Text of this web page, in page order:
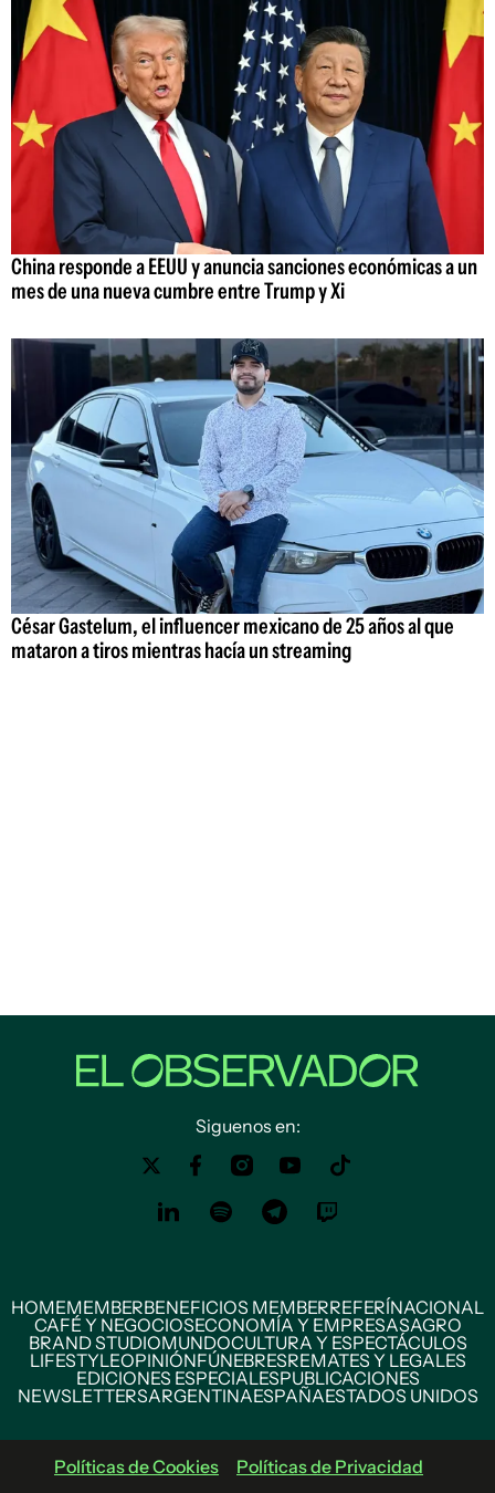
China responde a EEUU y anuncia sanciones económicas a un
mes de una nueva cumbre entre Trump y Xi
César Gastelum, el influencer mexicano de 25 años al que
mataron a tiros mientras hacía un streaming
Siguenos en:
HOMEMEMBERBENEFICIOS MEMBERREFERÍNACIONAL
CAFÉ Y NEGOCIOSECONOMÍA Y EMPRESASAGRO
BRAND STUDIOMUNDOCULTURA Y ESPECTÁCULOS
LIFESTYLEOPINIÓNFÚNEBRESREMATES Y LEGALES
EDICIONES ESPECIALESPUBLICACIONES
NEWSLETTERSARGENTINAESPAÑAESTADOS UNIDOS
Políticas de Cookies
Políticas de Privacidad